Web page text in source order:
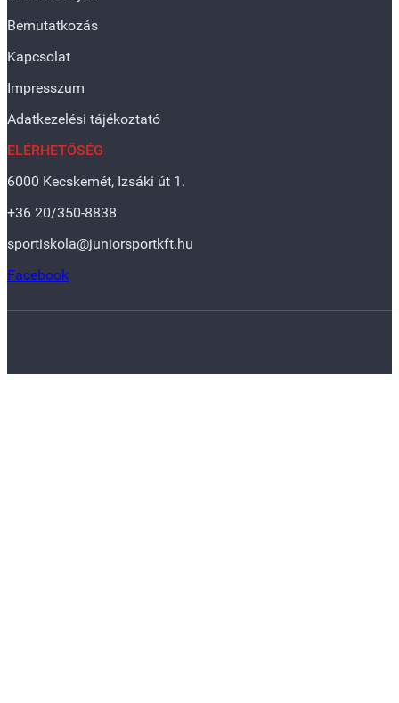
Bemutatkozás
Kapcsolat
Impresszum
Adatkezelési tájékoztató
ELÉRHETŐSÉG
6000 Kecskemét, Izsáki út 1.
+36 20/350-8838
sportiskola@juniorsportkft.hu
Facebook